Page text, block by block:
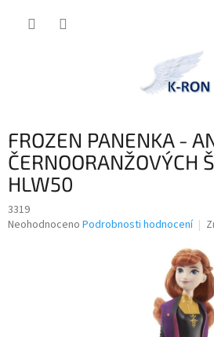
FROZEN PANENKA -
ČERNOORANŽOVÝCH
HLW50
3319
Průměrné
Neohodnoceno Podrobnosti hodnocení